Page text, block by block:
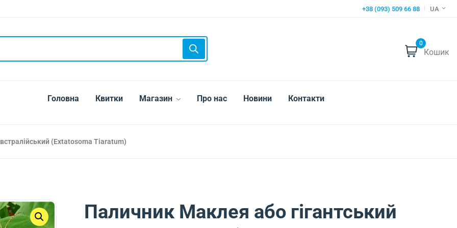
+38 (093) 509 66 88 UA
0
Кошик
Головна Квитки Магазин Про нас Новини Контакти
(Extatosoma Tiaratum)
Паличник Маклея або гігантський